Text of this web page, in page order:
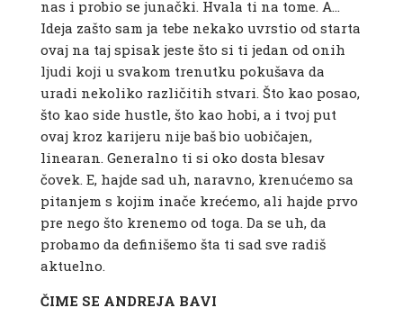
nas i probio se junački. Hvala ti na tome. A…
Ideja zašto sam ja tebe nekako uvrstio od starta
ovaj na taj spisak jeste što si ti jedan od onih
ljudi koji u svakom trenutku pokušava da
uradi nekoliko različitih stvari. Što kao posao,
što kao side hustle, što kao hobi, a i tvoj put
ovaj kroz karijeru nije baš bio uobičajen,
linearan. Generalno ti si oko dosta blesav
čovek. E, hajde sad uh, naravno, krenućemo sa
pitanjem s kojim inače krećemo, ali hajde prvo
pre nego što krenemo od toga. Da se uh, da
probamo da definišemo šta ti sad sve radiš
aktuelno.
ČIME SE ANDREJA BAVI